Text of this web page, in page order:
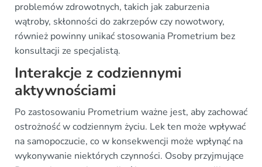
problemów zdrowotnych, takich jak zaburzenia
wątroby, skłonności do zakrzepów czy nowotwory,
również powinny unikać stosowania Prometrium bez
konsultacji ze specjalistą.
Interakcje z codziennymi
aktywnościami
Po zastosowaniu Prometrium ważne jest, aby zachować
ostrożność w codziennym życiu. Lek ten może wpływać
na samopoczucie, co w konsekwencji może wpłynąć na
wykonywanie niektórych czynności. Osoby przyjmujące